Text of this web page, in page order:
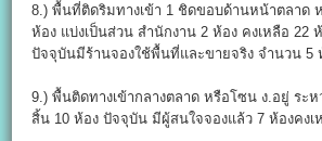
8.) พื้นที่ติดริมทางเข้า 1 ชิดขอบด้านหน้าตลาด
ห้อง แบ่งเป็นส่วน สำนักงาน 2 ห้อง คงเหลือ 22
ปัจจุบันมีร้านจองใช้พื้นที่และขายจริง จำนวน 5
9.) พื้นติดทางเข้ากลางตลาด หรือโซน ง.อยู่ ระ
สิ้น 10 ห้อง ปัจจุบัน มีผู้สนใจจองแล้ว 7 ห้องคงเ